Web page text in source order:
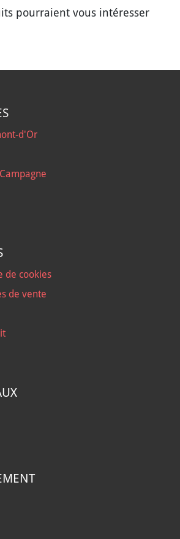
pourraient vous intéresser
d'Or
de cookies
de vente